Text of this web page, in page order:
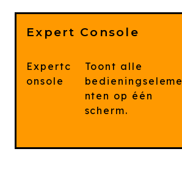
Expert Console
Expertc
onsole
Toont alle
bedieningseleme
nten op één
scherm.